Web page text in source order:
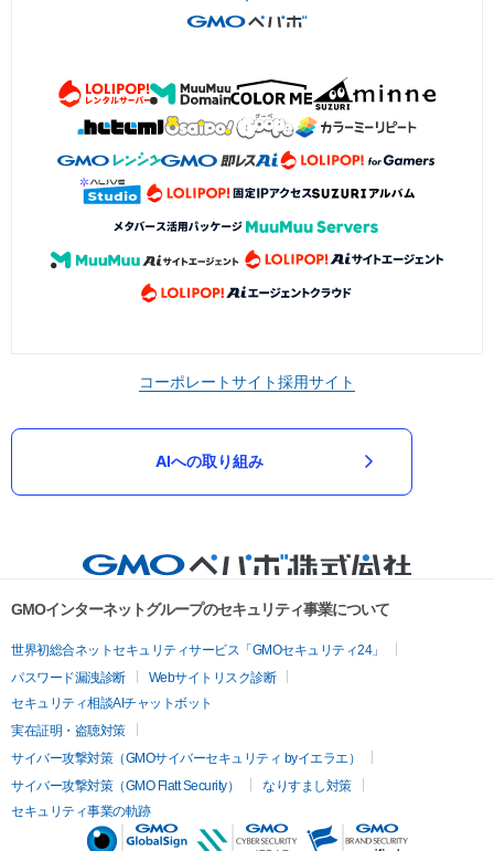
コーポレートサイト採用サイト
AIへの取り組み
GMOインターネットグループのセキュリティ事業について
世界初総合ネットセキュリティサービス「GMOセキュリティ24」
パスワード漏洩診断
Webサイトリスク診断
セキュリティ相談AIチャットボット
実在証明・盗聴対策
サイバー攻撃対策（GMOサイバーセキュリティ byイエラエ）
サイバー攻撃対策（GMO Flatt Security）
なりすまし対策
セキュリティ事業の軌跡